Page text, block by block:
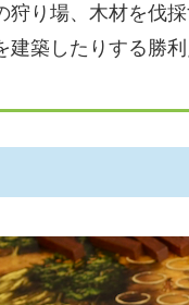
り場、木材を伐採
築したりする勝利